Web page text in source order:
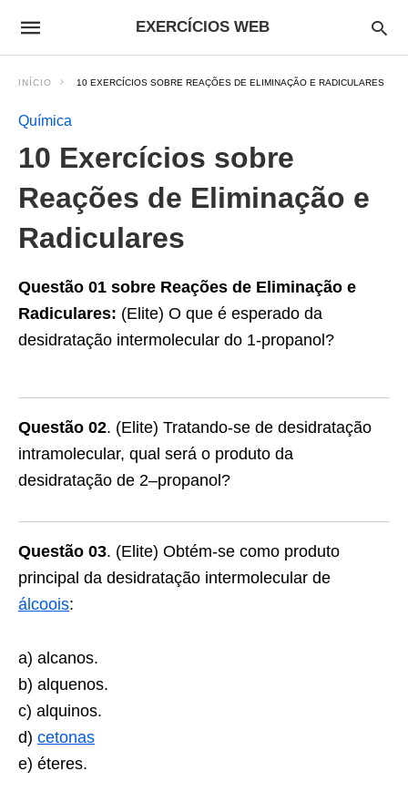
EXERCÍCIOS WEB
INÍCIO 10 EXERCÍCIOS SOBRE REAÇÕES DE ELIMINAÇÃO E RADICULARES
Química
10 Exercícios sobre
Reações de Eliminação e
Radiculares
Questão 01 sobre Reações de Eliminação e
Radiculares: (Elite) O que é esperado da
desidratação intermolecular do 1-propanol?
Questão 02. (Elite) Tratando-se de desidratação
intramolecular, qual será o produto da
desidratação de 2–propanol?
Questão 03. (Elite) Obtém-se como produto
principal da desidratação intermolecular de
álcoois:
a) alcanos.
b) alquenos.
c) alquinos.
d) cetonas
e) éteres.